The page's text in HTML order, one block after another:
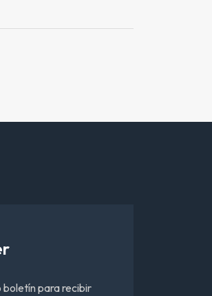
boletín para recibir